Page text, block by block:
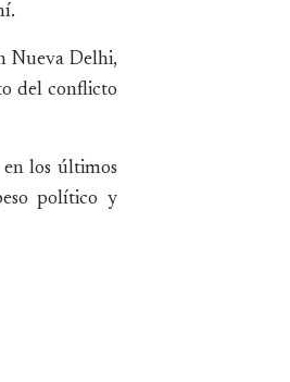
Nueva Delhi,
del conflicto
los últimos
político y